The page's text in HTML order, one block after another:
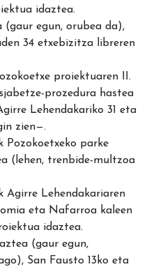
idaztea.
egun, orubea da),
34 etxebizitza libreren
proiektuaren II.
prozedura hastea
Lehendakariko 31 eta
zien—.
Pozokoetxeko parke
(lehen, trenbide-multzoa
Agirre Lehendakariaren
eta Nafarroa kaleen
idaztea.
(gaur egun,
San Fausto 13ko eta